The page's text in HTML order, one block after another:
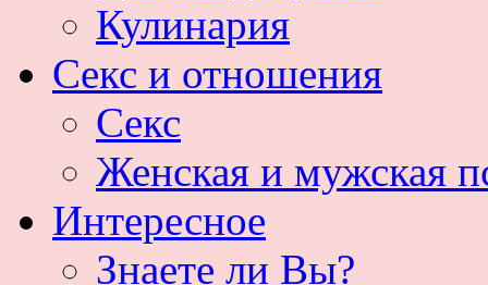
Кулинария
Секс и отношения
Секс
Женская и мужская
Интересное
Знаете ли Вы?